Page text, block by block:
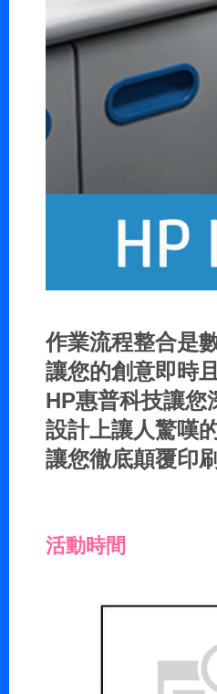
作業流程整合是
讓您的創意即時
HP惠普科技讓
設計上讓人驚嘆
讓您徹底顛覆印
活動時間